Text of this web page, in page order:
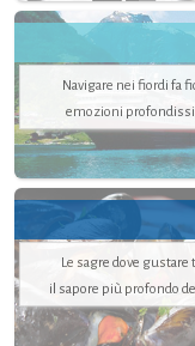
Navigare nei fiordi fa
emozioni
Le sagre dove gustare
il sapore più profondo